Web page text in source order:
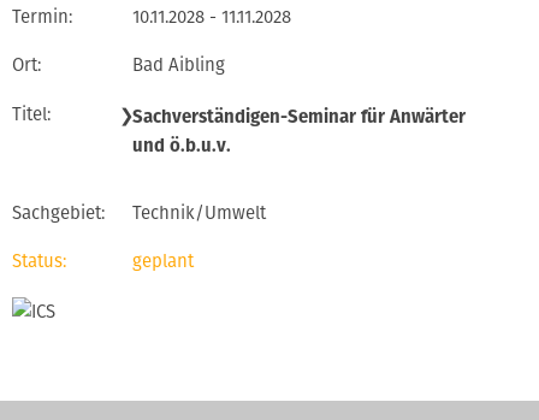
10.11.2028 - 11.11.2028
Bad Aibling
❯Sachverständigen-Seminar für Anwärter
und ö.b.u.v.
Technik/Umwelt
geplant